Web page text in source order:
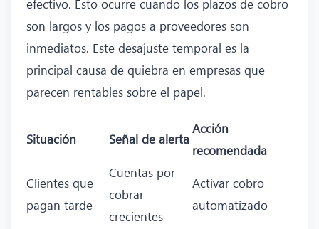
efectivo. Esto ocurre cuando los plazos de cobro
son largos y los pagos a proveedores son
inmediatos. Este desajuste temporal es la
principal causa de quiebra en empresas que
parecen rentables sobre el papel.
Situación Señal de alerta
Acción
recomendada
Clientes que
pagan tarde
Cuentas por
cobrar
crecientes
Activar cobro
automatizado